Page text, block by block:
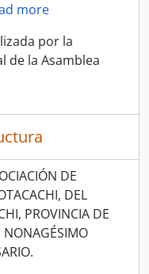
more
por la
de la Asamblea
DE
DEL
PROVINCIA DE
NONAGÉSIMO